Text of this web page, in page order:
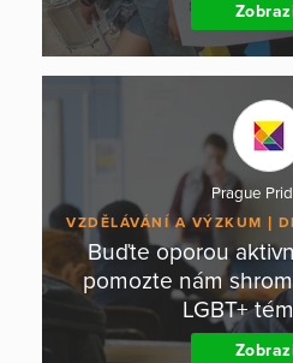
Prague
VZDĚLÁVÁNÍ A VÝZKUM
Buďte oporou
pomozte nám
LGBT+